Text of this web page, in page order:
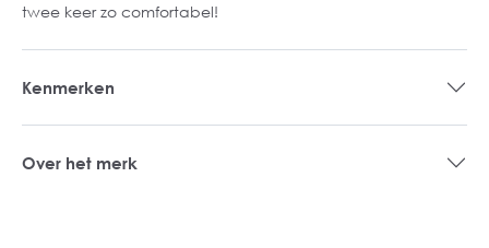
twee keer zo comfortabel!
Kenmerken
Over het merk